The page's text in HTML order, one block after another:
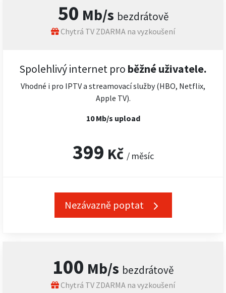
Kontakt
50 Mb/s bezdrátově
Chytrá TV ZDARMA na vyzkoušení
Spolehlivý internet pro běžné uživatele.
Vhodné i pro IPTV a streamovací služby (HBO, Netflix,
Apple TV).
10 Mb/s upload
399 Kč / měsíc
Nezávazně poptat
100 Mb/s bezdrátově
Chytrá TV ZDARMA na vyzkoušení